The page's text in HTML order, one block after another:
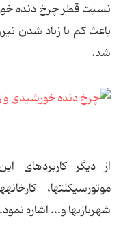
نسبت قطر چرخ دنده
باعث کم یا زیاد شدن
شد.
از دیگر کاربردهای
موتورسیکلت‏ها،
شهربازی‏ها و... اشاره نمود.